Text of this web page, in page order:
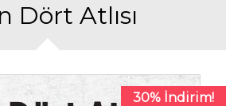
Dört Atlısı
30% İndirim!